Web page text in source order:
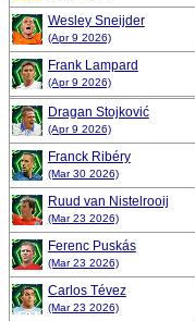
Wesley Sneijder
(Apr 9 2026)
Frank Lampard
(Apr 9 2026)
Dragan Stojković
(Apr 9 2026)
Franck Ribéry
(Mar 30 2026)
Ruud van Nistelrooij
(Mar 23 2026)
Ferenc Puskás
(Mar 23 2026)
Carlos Tévez
(Mar 23 2026)